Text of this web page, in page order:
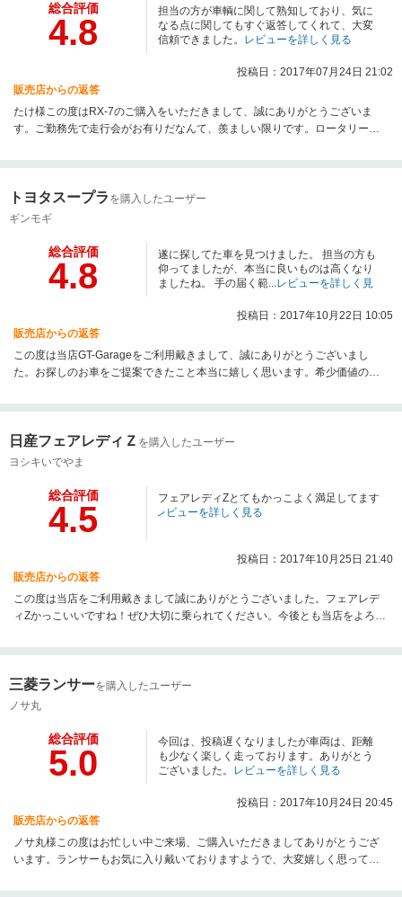
総合評価
4.8
担当の方が車輌に関して熟知しており、気に
なる点に関してもすぐ返答してくれて、大変
信頼できました。 レビューを詳しく見る
投稿日：2017年07月24日 21:02
販売店からの返答
たけ様この度はRX-7のご購入をいただきまして、誠にありがとうございま
す。ご勤務先で走行会がお有りだなんて、羨ましい限りです。ロータリーに
度は誠に有難うございました！
トヨタスープラ を購入したユーザー
ギンモギ
総合評価
4.8
遂に探してた車を見つけました。 担当の方も
仰ってましたが、本当に良いものは高くなり
ましたね。 手の届く範...レビューを詳しく見
投稿日：2017年10月22日 10:05
販売店からの返答
この度は当店GT-Garageをご利用戴きまして、誠にありがとうございまし
た。お探しのお車をご提案できたこと本当に嬉しく思います。希少価値の高
度ともどうぞ末長いお付き合いの程よろしくお願い致します。
日産フェアレディＺ を購入したユーザー
ヨシキいでやま
総合評価
4.5
フェアレディZとてもかっこよく満足してます
レビューを詳しく見る
投稿日：2017年10月25日 21:40
販売店からの返答
この度は当店をご利用戴きまして誠にありがとうございました。フェアレデ
ィZかっこいいですね！ぜひ大切に乗られてください。今後とも当店をよろし
三菱ランサーを購入したユーザー
ノサ丸
総合評価
5.0
今回は、投稿遅くなりましたが車両は、距離
も少なく楽しく走っております。ありがとう
ございました。 レビューを詳しく見る
投稿日：2017年10月24日 20:45
販売店からの返答
ノサ丸様この度はお忙しい中ご来場、ご購入いただきましてありがとうござ
います。ランサーもお気に入り戴いておりますようで、大変嬉しく思ってお
しくお願い致します。